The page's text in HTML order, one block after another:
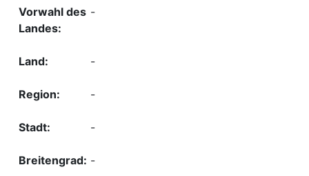
-
-
-
-
-